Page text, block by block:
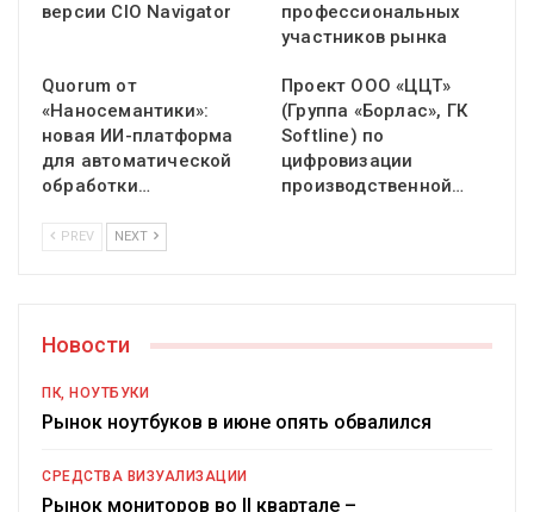
версии CIO Navigator
профессиональных
участников рынка
Quorum от
«Наносемантики»:
новая ИИ-платформа
для автоматической
обработки…
Проект ООО «ЦЦТ»
(Группа «Борлас», ГК
Softline) по
цифровизации
производственной…
PREV NEXT
Новости
ПК, НОУТБУКИ
Рынок ноутбуков в июне опять обвалился
СРЕДСТВА ВИЗУАЛИЗАЦИИ
Рынок мониторов во II квартале –